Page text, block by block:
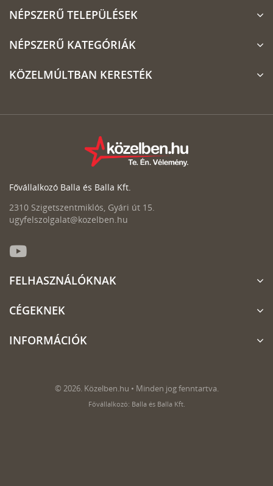
NÉPSZERŰ TELEPÜLÉSEK
NÉPSZERŰ KATEGÓRIÁK
KÖZELMÚLTBAN KERESTÉK
Fővállalkozó Balla és Balla Kft.
2310 Szigetszentmiklós, Gyári út 15.
ugyfelszolgalat@kozelben.hu
FELHASZNÁLÓKNAK
CÉGEKNEK
INFORMÁCIÓK
© 2026. Közelben.hu • Minden jog fenntartva.
Fővállalkozó: Balla és Balla Kft.